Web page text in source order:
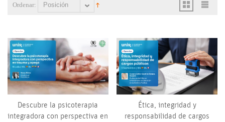
Ordenar: Posición
Descubre la psicoterapia
integradora con perspectiva en
Ética, integridad y
responsabilidad de cargos